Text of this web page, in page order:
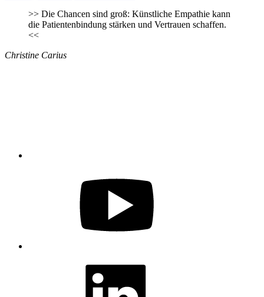
>> Die Chancen sind groß: Künstliche Empathie kann
die Patientenbindung stärken und Vertrauen schaffen.
<<
Christine Carius